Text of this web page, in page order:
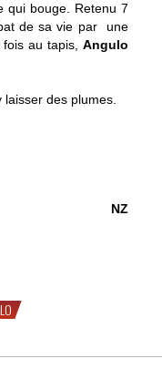
qui bouge. Retenu 7
de sa vie par une
fois au tapis,Angulo
laisser des plumes.
NZ